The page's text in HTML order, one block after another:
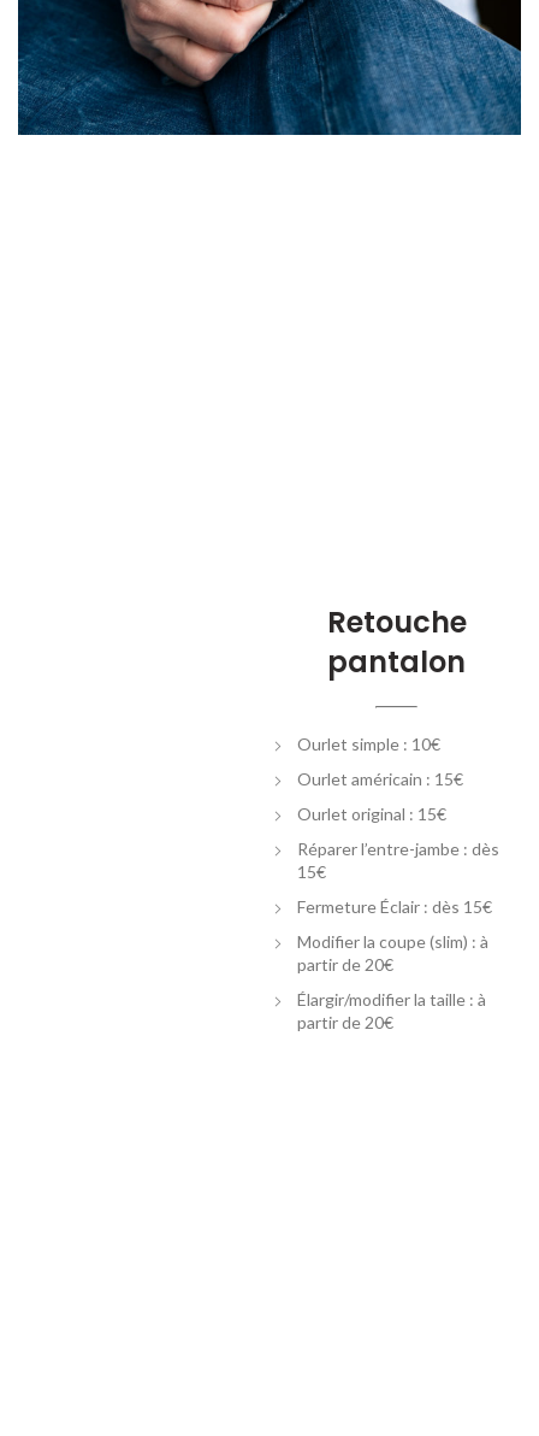
Retouche
pantalon
Ourlet simple : 10€
Ourlet américain : 15€
Ourlet original : 15€
Réparer l’entre-jambe : dès
15€
Fermeture Éclair : dès 15€
Modifier la coupe (slim) : à
partir de 20€
Élargir/modifier la taille : à
partir de 20€